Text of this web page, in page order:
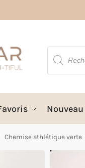
Nouveau
Chemise athlétique verte